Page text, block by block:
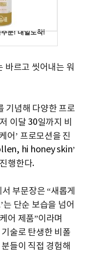
바르고 씻어내는 워
기념해 다양한 프로
이달 30일까지 비
어’ 프로모션을 진
hi honey skin’
행한다.
부문장은 “새롭게
는 단순 보습을 넘어
어 제품”이라며
술로 탄생한 비폴
들이 직접 경험해